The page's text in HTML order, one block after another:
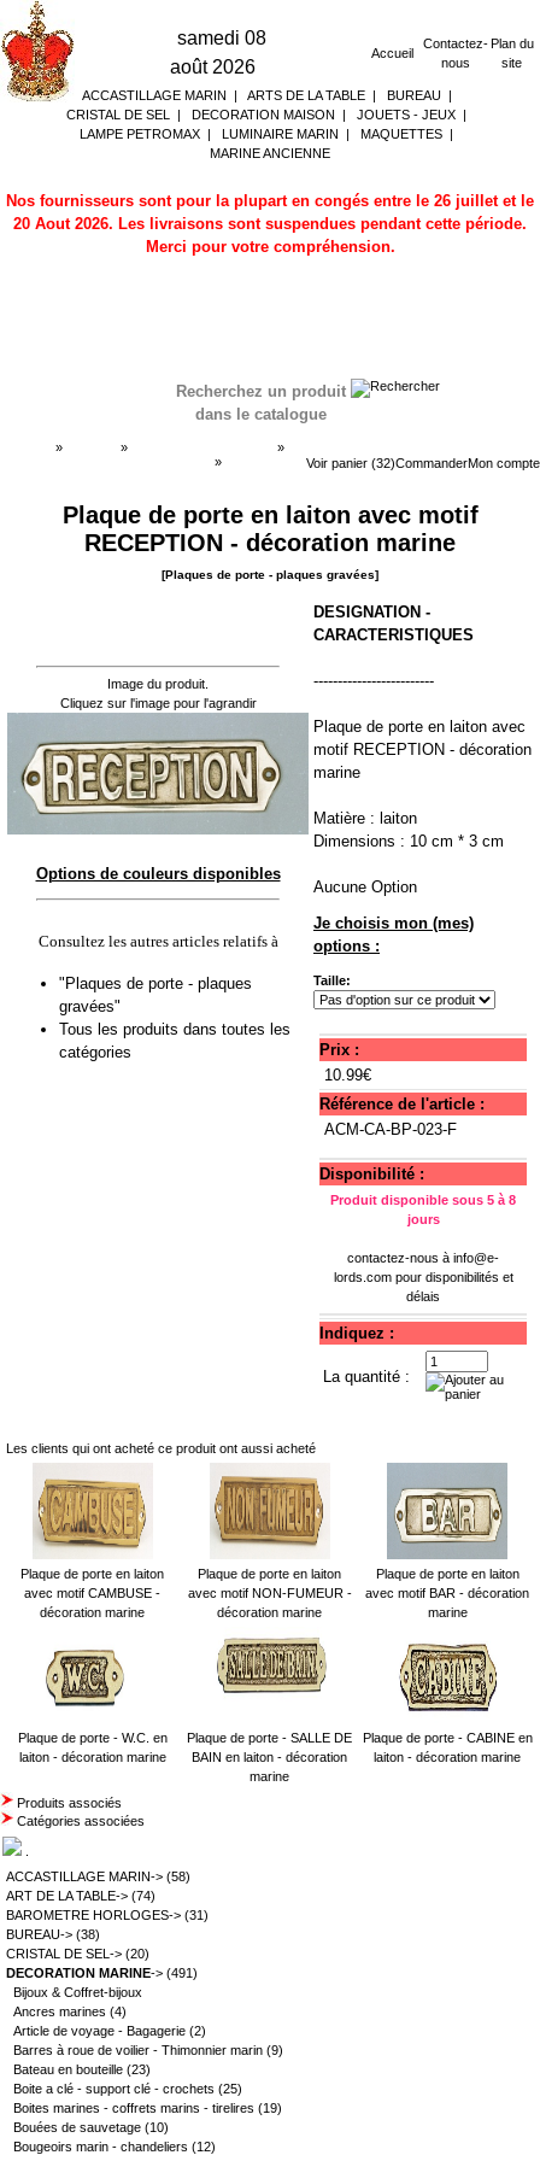
samedi 08
août 2026
Accueil
Contactez-
nous
Plan du
site
ACCASTILLAGE MARIN | ARTS DE LA TABLE| BUREAU|
CRISTAL DE SEL
| DECORATION MAISON | JOUETS - JEUX |
LAMPE PETROMAX | LUMINAIRE MARIN | MAQUETTES |
MARINE ANCIENNE
Nos fournisseurs sont pour la plupart en congés entre le 26 juillet et le
20 Aout 2026. Les livraisons sont suspendues pendant cette période.
Merci pour votre compréhension.
Recherchez un produit
dans le catalogue
Voir panier (32)CommanderMon compte
» »
»
»
Plaque de porte en laiton avec motif
RECEPTION - décoration marine
[Plaques de porte - plaques gravées]
Image du produit.
Cliquez sur l'image pour l'agrandir
Options de couleurs disponibles
Consultez les autres articles relatifs à
"Plaques de porte - plaques
gravées"
Tous les produits dans toutes les
catégories
DESIGNATION -
CARACTERISTIQUES
-------------------------
Plaque de porte en laiton avec
motif RECEPTION - décoration
marine
Matière : laiton
Dimensions : 10 cm * 3 cm
Aucune Option
Je choisis mon (mes)
options :
Taille:
Prix :
10.99€
Référence de l'article :
ACM-CA-BP-023-F
Disponibilité :
Produit disponible sous 5 à 8
jours
contactez-nous à info@e-
lords.compour disponibilités et
délais
Indiquez :
La quantité :
Les clients qui ont acheté ce produit ont aussi acheté
Plaque de porte en laiton
avec motif CAMBUSE -
décoration marine
Plaque de porte en laiton
avec motif NON-FUMEUR -
décoration marine
Plaque de porte en laiton
avec motif BAR - décoration
marine
Plaque de porte - W.C. en
laiton - décoration marine
Plaque de porte - SALLE DE
BAIN en laiton - décoration
marine
Plaque de porte - CABINE en
laiton - décoration marine
Produits associés
Catégories associées
ACCASTILLAGE MARIN-> (58)
ART DE LA TABLE-> (74)
BAROMETRE HORLOGES-> (31)
BUREAU-> (38)
CRISTAL DE SEL-> (20)
DECORATION MARINE-> (491)
Bijoux & Coffret-bijoux
Ancres marines (4)
Article de voyage - Bagagerie (2)
Barres à roue de voilier - Thimonnier marin (9)
Bateau en bouteille (23)
Boite a clé - support clé - crochets (25)
Boites marines - coffrets marins - tirelires (19)
Bouées de sauvetage (10)
Bougeoirs marin - chandeliers (12)